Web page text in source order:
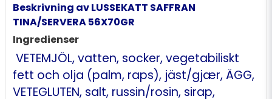
Beskrivning av LUSSEKATT SAFFRAN
TINA/SERVERA 56X70GR
Ingredienser
VETEMJÖL, vatten, socker, vegetabiliskt
fett och olja (palm, raps), jäst/gjær, ÄGG,
VETEGLUTEN, salt, russin/rosin, sirap,